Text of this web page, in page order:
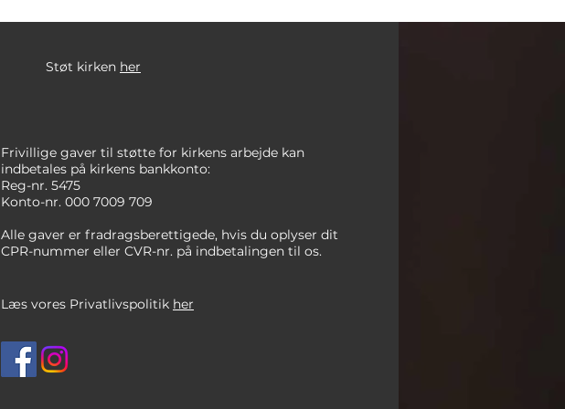
Støt kirken her
Frivillige gaver til støtte for kirkens arbejde kan
indbetales på kirkens bankkonto:
Reg-nr. 5475
Konto-nr. 000 7009 709
Alle gaver er fradragsberettigede, hvis du oplyser dit
CPR-nummer eller CVR-nr. på indbetalingen til os.
Læs vores Privatlivspolitik her